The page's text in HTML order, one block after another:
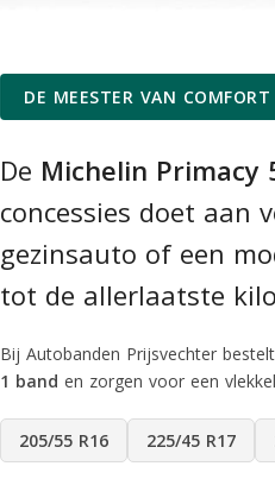
DE MEESTER VAN
De Michelin Primacy
concessies doet aan
gezinsauto of een
tot de allerlaatste
Bij Autobanden Prijsvechter
1 band en zorgen voor een
205/55 R16 225/45 R17